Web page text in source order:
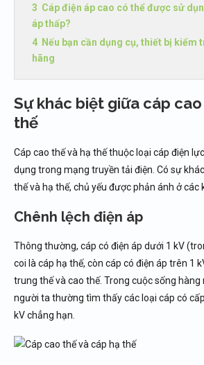
Cáp điện áp cao có thể được sử
áp thấp?
Nếu bạn cần dụng cụ, thiết bị kiểm
hãng
Sự khác biệt giữa cáp
thế
Cáp cao thế và hạ thế thuộc loại cáp điện
dụng trong mạng truyền tải điện. Có sự
thế và hạ thế, chủ yếu được phản ánh ở các
Chênh lệch điện áp
Thông thường, cáp có điện áp dưới 1 kV
coi là cáp hạ thế, còn cáp có điện áp trên 1
trung thế và cao thế. Trong cuộc sống hàng
người ta thường tìm thấy các loại cáp có
kV chẳng hạn.